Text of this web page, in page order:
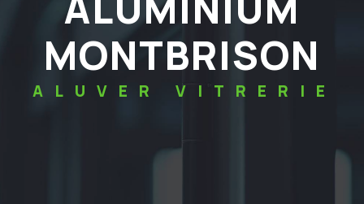
MONTBRISON
ALUVER VITRERIE